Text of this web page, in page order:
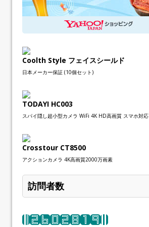
Coolth Style フェイスシールド
日本メーカー保証 (10個セット)
TODAYI HC003
スパイ隠し超小型カメラ WiFi 4K HD高画質 スマホ対応
Crosstour CT8500
アクションカメラ 4K高画質2000万画素
訪問者数